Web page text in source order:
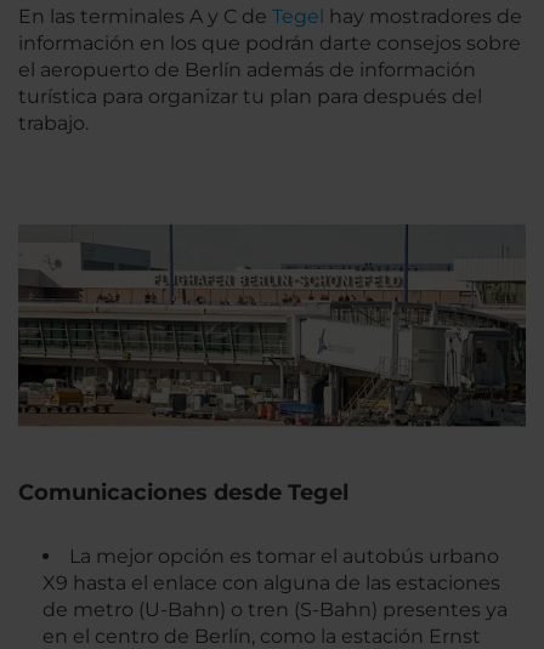
En las terminales A y C de Tegel hay mostradores de
información en los que podrán darte consejos sobre
el aeropuerto de Berlín además de información
turística para organizar tu plan para después del
trabajo.
Comunicaciones desde Tegel
La mejor opción es tomar el autobús urbano
X9 hasta el enlace con alguna de las estaciones
de metro (U-Bahn) o tren (S-Bahn) presentes ya
en el centro de Berlín, como la estación Ernst